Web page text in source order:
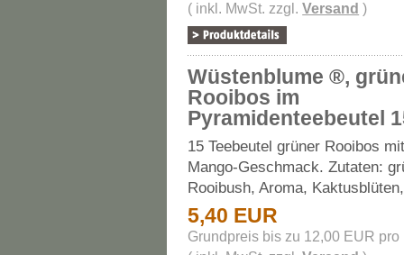
( inkl. MwSt. zzgl.Versand )
Wüstenblume ®,
Rooibos im
Pyramidenteebeutel
15 Teebeutel grüner Rooibos
Mango-Geschmack. Zutaten:
Rooibush, Aroma,
5,40 EUR
Grundpreis bis zu 12,00 EUR pro